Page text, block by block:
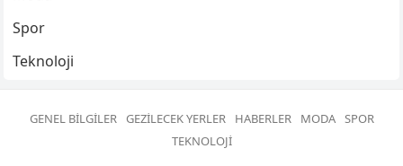
Spor
Teknoloji
GENEL BILGILER GEZILECEK YERLER HABERLER MODA SPOR
TEKNOLOJI